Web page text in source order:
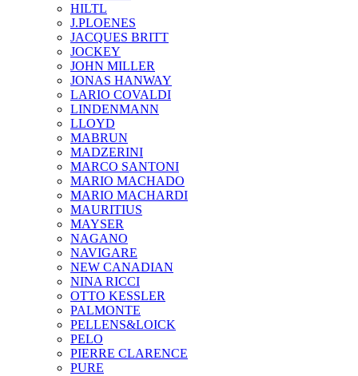
HILTL
J.PLOENES
JAСQUES BRITT
JOCKEY
JOHN MILLER
JONAS HANWAY
LARIO COVALDI
LINDENMANN
LLOYD
MABRUN
MADZERINI
MARCO SANTONI
MARIO MACHADO
MARIO MACHARDI
MAURITIUS
MAYSER
NAGANO
NAVIGARE
NEW CANADIAN
NINA RICCI
OTTO KESSLER
PALMONTE
PELLENS&LOICK
PELO
PIERRE CLARENCE
PURE